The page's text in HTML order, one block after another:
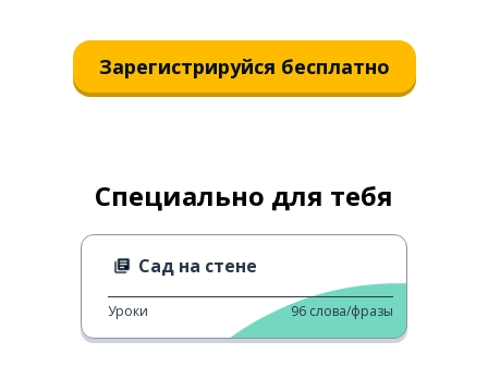
Зарегистрируйся бесплатно
Специально для тебя
Сад на стене
Уроки 96 слова/фразы